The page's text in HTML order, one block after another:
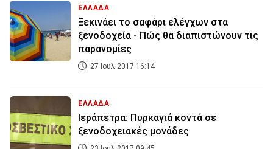
ΕΛΛΑΔΑ
Ξεκινάει το σαφάρι ελέγχων στα
ξενοδοχεία - Πώς θα διαπιστώνουν τις
παρανομίες
27 Ιουλ 2017 16:14
ΕΛΛΑΔΑ
Ιεράπετρα: Πυρκαγιά κοντά σε
ξενοδοχειακές μονάδες